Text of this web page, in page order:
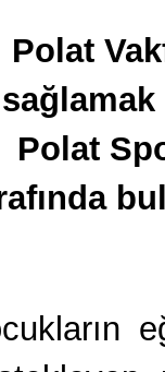
Polat
sağlamak
Polat